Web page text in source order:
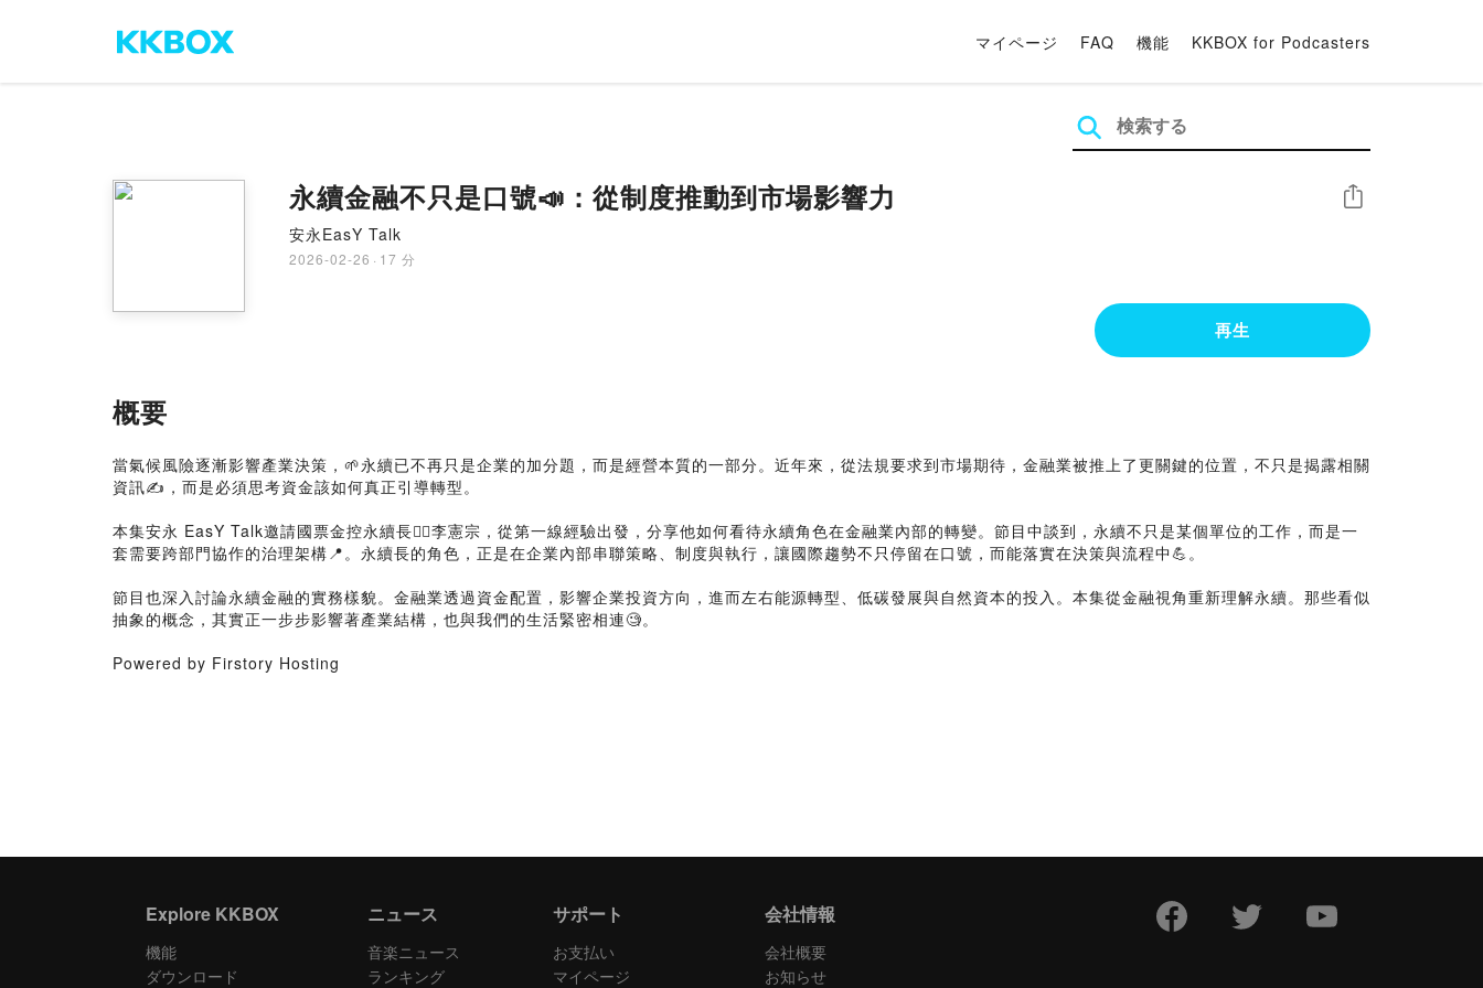
マイページ FAQ 機能 KKBOX for Podcasters
永續金融不只是口號📣：從制度推動到市場影響力
安永EasY Talk
2026-02-26 · 17 分
シェア
再生
概要
當氣候風險逐漸影響產業決策，🌱永續已不再只是企業的加分題，而是經營本質的一部分。近年來，從法規要求到市場期待，金融業被推上了更關鍵的位置，不只是揭露相關
資訊✍️，而是必須思考資金該如何真正引導轉型。
本集安永 EasY Talk邀請國票金控永續長🙋‍♂️李憲宗，從第一線經驗出發，分享他如何看待永續角色在金融業內部的轉變。節目中談到，永續不只是某個單位的工作，而是一
套需要跨部門協作的治理架構📍。永續長的角色，正是在企業內部串聯策略、制度與執行，讓國際趨勢不只停留在口號，而能落實在決策與流程中💪。
節目也深入討論永續金融的實務樣貌。金融業透過資金配置，影響企業投資方向，進而左右能源轉型、低碳發展與自然資本的投入。本集從金融視角重新理解永續。那些看似
抽象的概念，其實正一步步影響著產業結構，也與我們的生活緊密相連🧐。
Powered by Firstory Hosting
Explore KKBOX
機能
ダウンロード
ニュース
音楽ニュース
ランキング
サポート
お支払い
マイページ
会社情報
会社概要
お知らせ